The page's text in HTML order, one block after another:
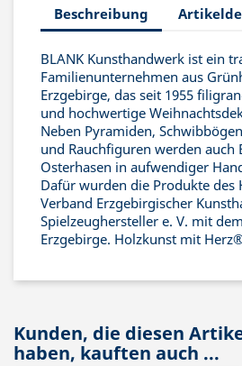
Beschreibung
BLANK Kunsthandwerk ist ein
Familienunternehmen aus
Erzgebirge, das seit 1955
und hochwertige
Neben Pyramiden,
und Rauchfiguren werden
Osterhasen in aufwendiger
Dafür wurden die Produkte des
Verband Erzgebirgischer
Spielzeughersteller e. V. mit
Erzgebirge. Holzkunst mit
Kunden, die diesen
haben, kauften auch ...